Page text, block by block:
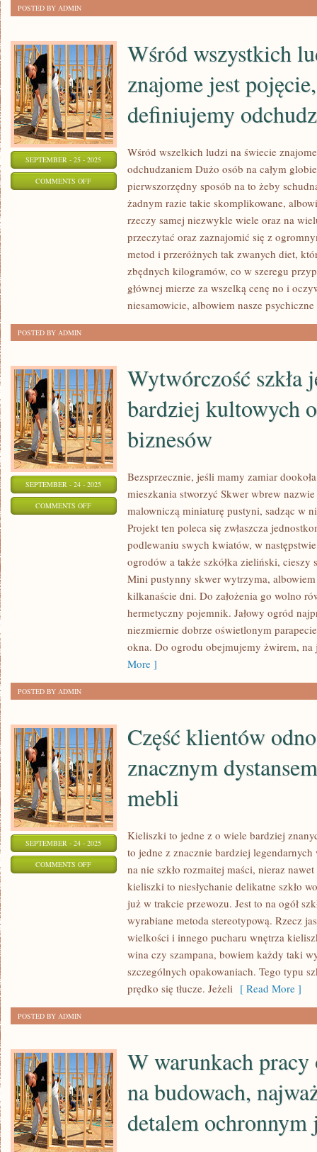
POSTED BY ADMIN
SEPTEMBER - 25 - 2025
COMMENTS OFFON
POJĘCIE,
JAKIE
ODCHUDZANIEM
Wśród wszystkich
znajome jest
definiujemy
Wśród wszelkich ludzi na świecie
odchudzaniem Dużo osób na całym
pierwszorzędny sposób na to żeby
żadnym razie takie skomplikowane,
rzeczy samej niezwykle wiele oraz na
przeczytać oraz zaznajomić się z
metod i przeróżnych tak zwanych diet,
zbędnych kilogramów, co w szeregu
głównej mierze za wszelką cenę no i
niesamowicie, albowiem nasze
POSTED BY ADMIN
SEPTEMBER - 24 - 2025
COMMENTS OFFON
WYTWÓRCZOŚĆ
KULTOWYCH
BIZNESÓW
Wytwórczość szkła
bardziej kultowych
biznesów
Bezsprzecznie, jeśli mamy zamiar
mieszkania stworzyć Skwer wbrew
malowniczą miniaturę pustyni, sadząc w
Projekt ten poleca się zwłaszcza
podlewaniu swych kwiatów, w
ogrodów a także szkółka zieliński, cieszy
Mini pustynny skwer wytrzyma,
kilkanaście dni. Do założenia go wolno
hermetyczny pojemnik. Jałowy ogród
niezmiernie dobrze oświetlonym
okna. Do ogrodu obejmujemy żwirem,
More ]
POSTED BY ADMIN
SEPTEMBER - 24 - 2025
COMMENTS OFFON
ZNACZNYM
DYSTANSEM
DO
UŻYWANYCH
Część klientów
znacznym
mebli
Kieliszki to jedne z o wiele bardziej
to jedne z znacznie bardziej
na nie szkło rozmaitej maści, nieraz
kieliszki to niesłychanie delikatne szkło
już w trakcie przewozu. Jest to na ogół
wyrabiane metoda stereotypową. Rzecz
wielkości i innego pucharu wnętrza
wina czy szampana, bowiem każdy taki
szczególnych opakowaniach. Tego typu
prędko się tłucze. Jeżeli [ Read More ]
POSTED BY ADMIN
W warunkach pracy
na budowach,
detalem ochronnym